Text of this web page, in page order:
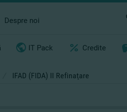
Despre noi
IT Pack Credite
IFAD (FIDA) II Refinaţare